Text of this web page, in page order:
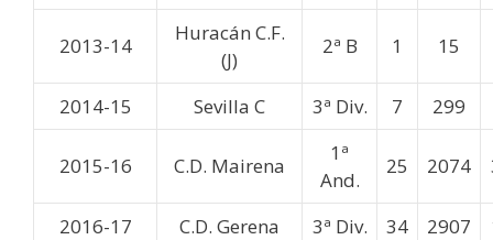
2013-14
Huracán C.F.
(J)
2ª B 1 15
2014-15 Sevilla C 3ª Div. 7 299
2015-16 C.D. Mairena
1ª
And.
25 2074
2016-17 C.D. Gerena 3ª Div. 34 2907